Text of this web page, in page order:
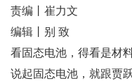
责编丨崔力文
编辑丨别 致
看固态电池，得看是材
说起固态电池，就跟贾